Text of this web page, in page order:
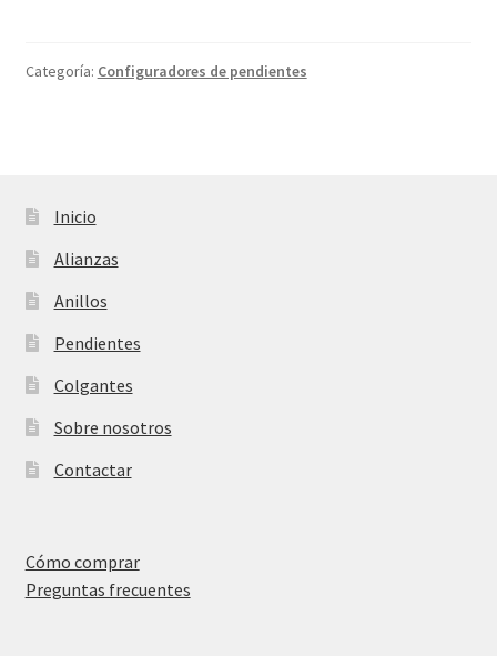
Categoría: Configuradores de pendientes
Inicio
Alianzas
Anillos
Pendientes
Colgantes
Sobre nosotros
Contactar
Cómo comprar
Preguntas frecuentes